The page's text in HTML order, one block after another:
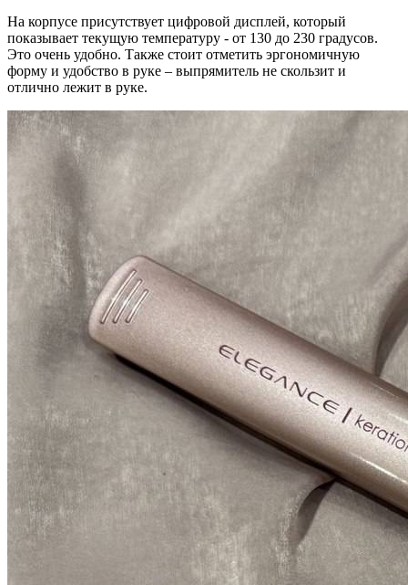
На корпусе присутствует цифровой дисплей, который
показывает текущую температуру - от 130 до 230 градусов.
Это очень удобно. Также стоит отметить эргономичную
форму и удобство в руке – выпрямитель не скользит и
отлично лежит в руке.